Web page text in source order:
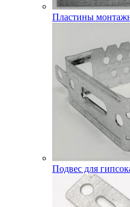
Пластины
Подвес для